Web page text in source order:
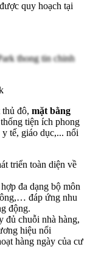
quy hoạch tại
thủ đô, mặt bằng
tiện ích phong
tế, giáo dục,... nổi
triển toàn diện về
đa dạng bộ môn
đáp ứng nhu
động.
đủ chuỗi nhà hàng,
hiệu nổi
hàng ngày của cư